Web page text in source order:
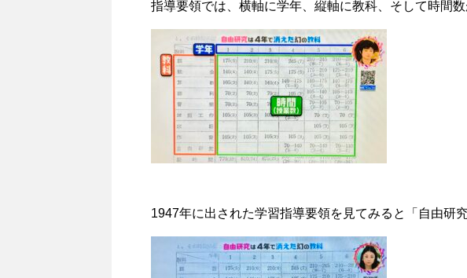
指導要領では、横軸に学年、縦軸に教科、そして時間数
1947年に出された学習指導要領を見てみると「自由研